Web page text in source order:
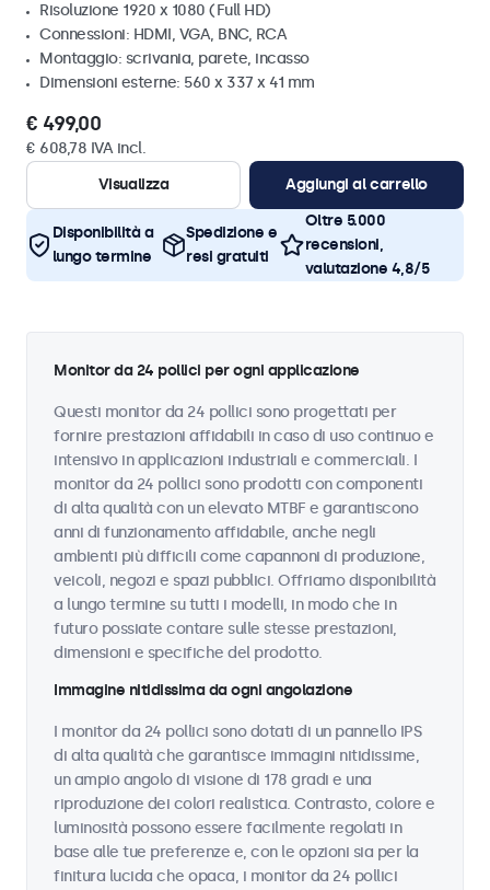
Risoluzione 1920 x 1080 (Full HD)
Connessioni: HDMI, VGA, BNC, RCA
Montaggio: scrivania, parete, incasso
Dimensioni esterne: 560 x 337 x 41 mm
€ 499,00
€ 608,78 IVA incl.
Visualizza
Aggiungi al carrello
Disponibilità a
lungo termine
Spedizione e
resi gratuiti
Oltre 5.000
recensioni,
valutazione 4,8/5
Monitor da 24 pollici per ogni applicazione
Questi monitor da 24 pollici sono progettati per
fornire prestazioni affidabili in caso di uso continuo e
intensivo in applicazioni industriali e commerciali. I
monitor da 24 pollici sono prodotti con componenti
di alta qualità con un elevato MTBF e garantiscono
anni di funzionamento affidabile, anche negli
ambienti più difficili come capannoni di produzione,
veicoli, negozi e spazi pubblici. Offriamo disponibilità
a lungo termine su tutti i modelli, in modo che in
futuro possiate contare sulle stesse prestazioni,
dimensioni e specifiche del prodotto.
Immagine nitidissima da ogni angolazione
I monitor da 24 pollici sono dotati di un pannello IPS
di alta qualità che garantisce immagini nitidissime,
un ampio angolo di visione di 178 gradi e una
riproduzione dei colori realistica. Contrasto, colore e
luminosità possono essere facilmente regolati in
base alle tue preferenze e, con le opzioni sia per la
finitura lucida che opaca, i monitor da 24 pollici